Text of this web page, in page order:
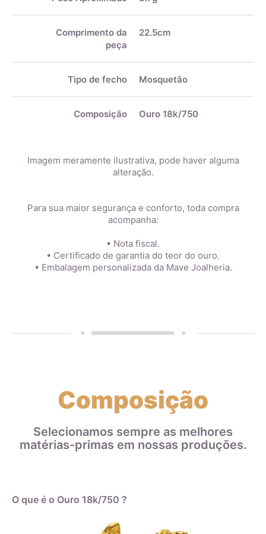
Comprimento da
peça
22.5cm
Tipo de fecho Mosquetão
Composição Ouro 18k/750
Imagem meramente ilustrativa, pode haver alguma
alteração.
Para sua maior segurança e conforto, toda compra
acompanha:
• Nota fiscal.
• Certificado de garantia do teor do ouro.
• Embalagem personalizada da Mave Joalheria.
Composição
Selecionamos sempre as melhores
matérias-primas em nossas produções.
O que é o Ouro 18k/750 ?